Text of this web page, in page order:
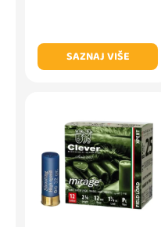
SAZNAJ VIŠE